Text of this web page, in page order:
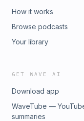
How it works
Browse podcasts
Your library
GET WAVE AI
Download app
WaveTube —
summaries